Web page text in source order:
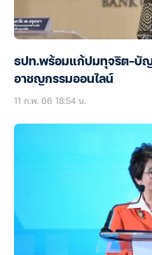
ธปท.พร้อมแก้ปมทุจริต-บัญ
อาชญกรรมออนไลน์
11 ก.พ. 66 18:54 น.